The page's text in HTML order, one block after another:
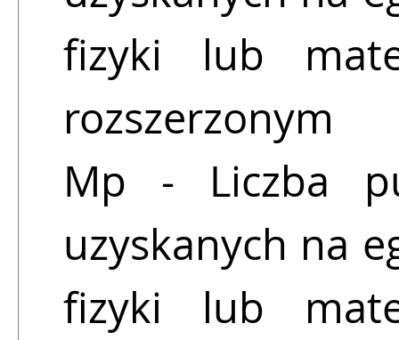
fizyki lub
rozszerzonym
Mp - Liczba
uzyskanych na
fizyki lub